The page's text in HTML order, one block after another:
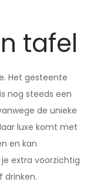
tafel
Het gesteente
nog steeds een
de unieke
luxe komt met
en kan
extra voorzichtig
drinken.